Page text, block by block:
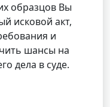
образцов Вы
исковой акт,
и
шансы на
дела в суде.